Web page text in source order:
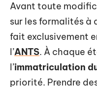
Avant toute
sur les formalités à
fait exclusivement
l’ANTS. À chaque
l’immatriculation
priorité. Prendre